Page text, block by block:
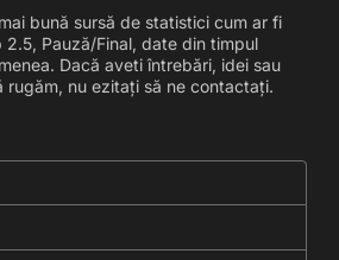
bună sursă de statistici cum ar fi
2.5, Pauză/Final, date din timpul
Dacă aveti întrebări, idei sau
rugăm, nu ezitați să ne contactați.